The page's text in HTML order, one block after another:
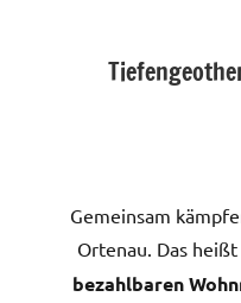
Gemeinsam
Ortenau. Das
bezahlbaren